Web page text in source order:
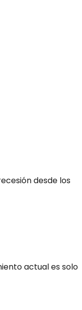
desde los
actual es solo